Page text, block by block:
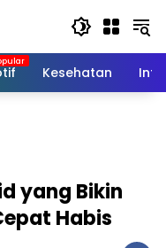
Kesehatan
yang Bikin
Habis